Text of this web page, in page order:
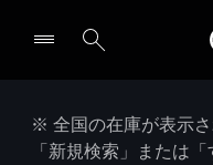
※ 全国の在庫が表示
「新規検索」または